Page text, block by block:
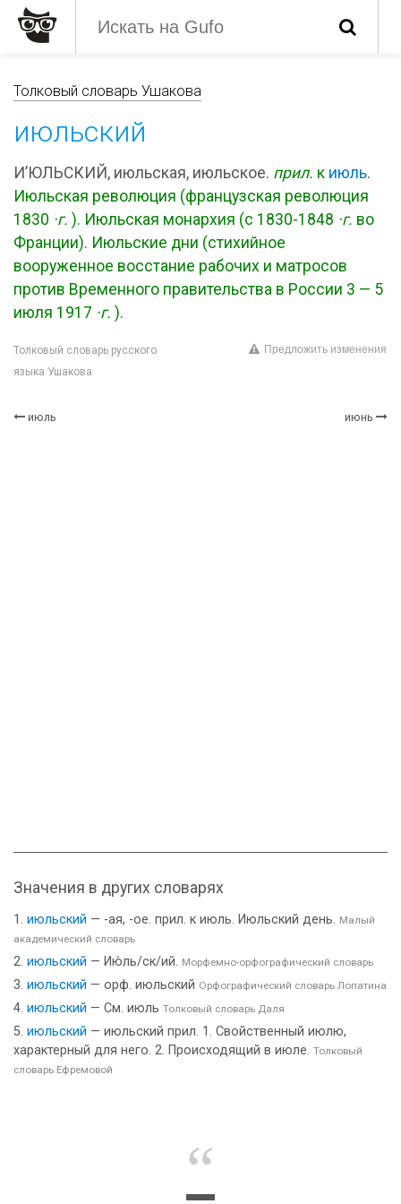
Толковый словарь Ушакова
июльский
И’ЮЛЬСКИЙ, июльская, июльское. прил. к июль.
Июльская революция (французская революция
1830 ·г. ). Июльская монархия (с 1830-1848 ·г. во
Франции). Июльские дни (стихийное
вооруженное восстание рабочих и матросов
против Временного правительства в России 3 — 5
июля 1917 ·г. ).
Толковый словарь русского
языка Ушакова
Предложить изменения
июль июнь
Значения в других словарях
июльский — -ая, -ое. прил. к июль. Июльский день. Малый
академический словарь
июльский — Ию́ль/ск/ий. Морфемно-орфографический словарь
июльский — орф. июльский Орфографический словарь Лопатина
июльский — См. июль Толковый словарь Даля
июльский — июльский прил. 1. Свойственный июлю,
характерный для него. 2. Происходящий в июле. Толковый
словарь Ефремовой